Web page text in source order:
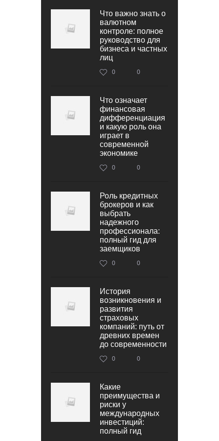
Что важно знать о
валютном
контроле: полное
руководство для
бизнеса и частных
лиц
0 0
Что означает
финансовая
дифференциация
и какую роль она
играет в
современной
экономике
0 0
Роль кредитных
брокеров и как
выбрать
надежного
профессионала:
полный гид для
заемщиков
0 0
История
возникновения и
развития
страховых
компаний: путь от
древних времен
до современности
0 0
Какие
преимущества и
риски у
международных
инвестиций:
полный гид